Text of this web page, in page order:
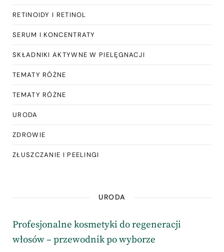
RETINOIDY I RETINOL
SERUM I KONCENTRATY
SKŁADNIKI AKTYWNE W PIELĘGNACJI
TEMATY RÓŻNE
TEMATY RÓŻNE
URODA
ZDROWIE
ZŁUSZCZANIE I PEELINGI
URODA
Profesjonalne kosmetyki do regeneracji
włosów – przewodnik po wyborze